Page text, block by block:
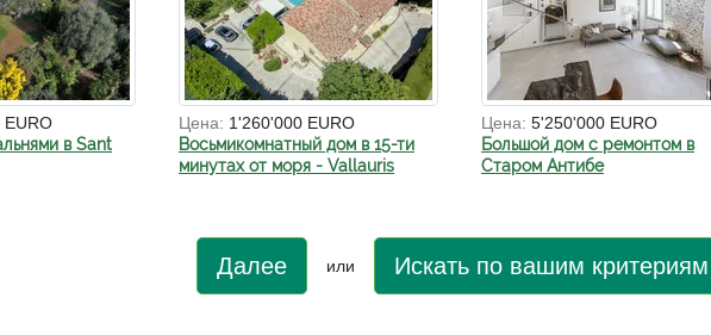
EURO
в Sant
Цена: 1'260'000 EURO
Восьмикомнатный дом в 15-ти
минутах от моря - Vallauris
Цена: 5'250'000 EURO
Большой дом с ремонтом в
Старом Антибе
Далее или Искать по вашим критериям